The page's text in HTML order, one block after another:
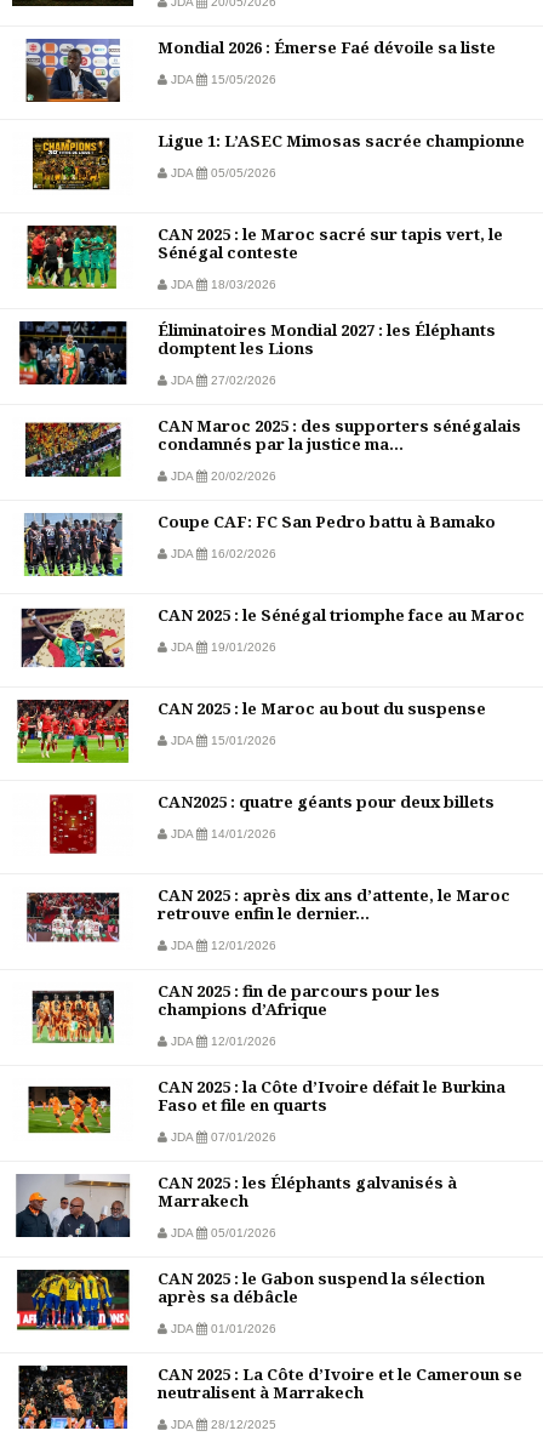
Mondial 2026 : Émerse Faé dévoile sa liste
JDA 15/05/2026
Ligue 1: L’ASEC Mimosas sacrée championne
JDA 05/05/2026
CAN 2025 : le Maroc sacré sur tapis vert, le
Sénégal conteste
JDA 18/03/2026
Éliminatoires Mondial 2027 : les Éléphants
domptent les Lions
JDA 27/02/2026
CAN Maroc 2025 : des supporters sénégalais
condamnés par la justice ma...
JDA 20/02/2026
Coupe CAF: FC San Pedro battu à Bamako
JDA 16/02/2026
CAN 2025 : le Sénégal triomphe face au Maroc
JDA 19/01/2026
CAN 2025 : le Maroc au bout du suspense
JDA 15/01/2026
CAN2025 : quatre géants pour deux billets
JDA 14/01/2026
CAN 2025 : après dix ans d’attente, le Maroc
retrouve enfin le dernier...
JDA 12/01/2026
CAN 2025 : fin de parcours pour les
champions d’Afrique
JDA 12/01/2026
CAN 2025 : la Côte d’Ivoire défait le Burkina
Faso et file en quarts
JDA 07/01/2026
CAN 2025 : les Éléphants galvanisés à
Marrakech
JDA 05/01/2026
CAN 2025 : le Gabon suspend la sélection
après sa débâcle
JDA 01/01/2026
CAN 2025 : La Côte d’Ivoire et le Cameroun se
neutralisent à Marrakech
JDA 28/12/2025